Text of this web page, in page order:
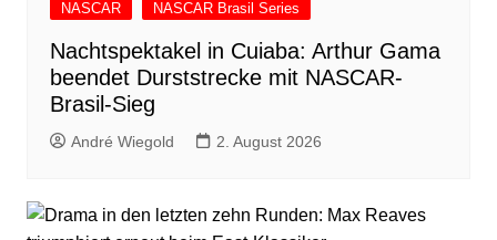
NASCAR NASCAR Brasil Series
Nachtspektakel in Cuiaba: Arthur Gama
beendet Durststrecke mit NASCAR-
Brasil-Sieg
André Wiegold 2. August 2026